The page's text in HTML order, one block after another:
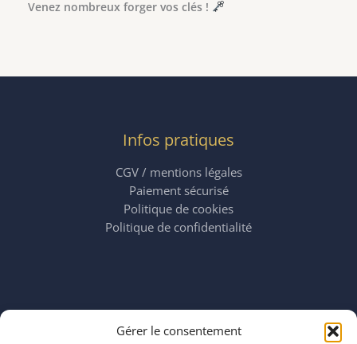
Gérer le consentement
Venez nombreux forger vos clés !
Infos pratiques
CGV / mentions légales
Paiement sécurisé
Politique de cookies
Politique de confidentialité
mardi 11:00–23:00